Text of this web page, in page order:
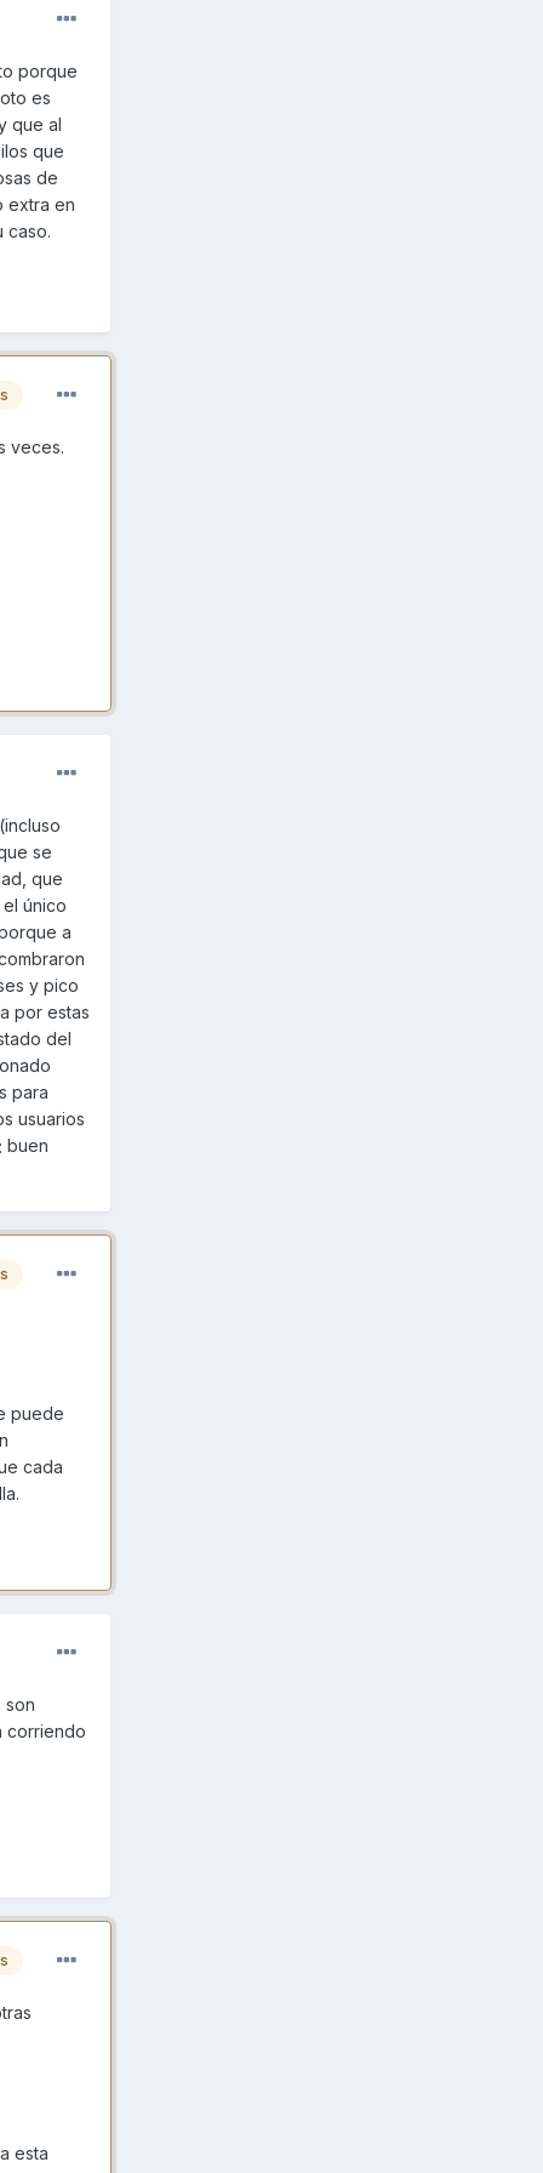
porque
es
que al
que
de
extra en
caso.
veces.
se
que
único
a
y pico
por estas
del
para
usuarios
buen
puede
cada
son
corriendo
esta